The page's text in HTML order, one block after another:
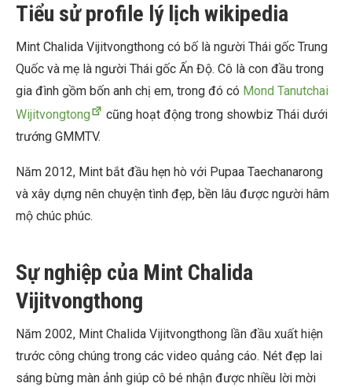
Tiểu sử profile lý lịch wikipedia
Mint Chalida Vijitvongthong có bố là người Thái gốc Trung
Quốc và mẹ là người Thái gốc Ấn Độ. Cô là con đầu trong
gia đình gồm bốn anh chị em, trong đó có Mond Tanutchai
Wijitvongtong
cũng hoạt động trong showbiz Thái dưới
trướng GMMTV.
Năm 2012, Mint bắt đầu hẹn hò với Pupaa Taechanarong
và xây dựng nên chuyện tình đẹp, bền lâu được người hâm
mộ chúc phúc.
Sự nghiệp của Mint Chalida
Vijitvongthong
Năm 2002, Mint Chalida Vijitvongthong lần đầu xuất hiện
trước công chúng trong các video quảng cáo. Nét đẹp lai
sáng bừng màn ảnh giúp cô bé nhận được nhiều lời mời